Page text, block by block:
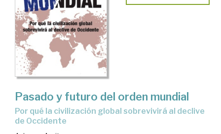
Pasado y futuro del orden mundial
Por qué la civilización global sobrevivirá al declive
de Occidente